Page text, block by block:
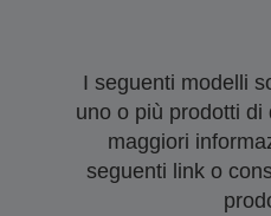
I seguenti modelli
uno o più prodotti
maggiori
seguenti link o